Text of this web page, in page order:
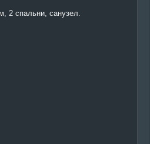
2 спальни, санузел.